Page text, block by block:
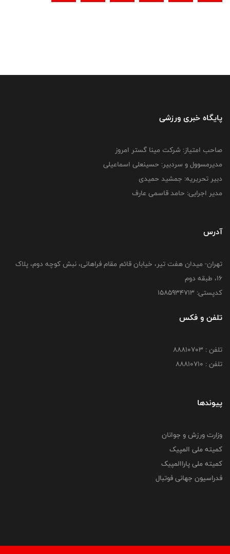
پایگاه خبری ورزشی
صاحب امتیاز: شرکت مینا گستر امروز
مدیرمسوول و سردبیر: حسینعلی اسماعیلی
دبیر تحریریه: جمشید حمیدی
مدیر اجرایی: حامد قاسمی عارف
آدرس
تهران- میدان هفت تیر، خیابان قائم مقام فراهانی، نبش کوچه دوم، پلاک
16، طبقه دوم
کدپستی: 1585934713
تلفن و فکس
تلفن : 88810703
تلفن : 88810710
پیوندها
وزارت ورزش و جوانان
کمیته ملی المپیک
کمیته ملی پاراالمپیک
فدراسیون جهانی فوتبال